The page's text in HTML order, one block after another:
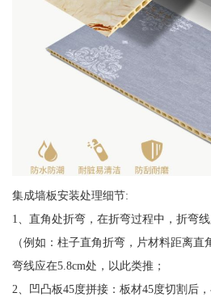
集成墙板安装处理细节:
1、直角处折弯，在折弯过程中，折弯
（例如：柱子直角折弯，片材料距离
弯线应在5.8cm处，以此类推；
2、凹凸板45度拼接：板材45度切割后